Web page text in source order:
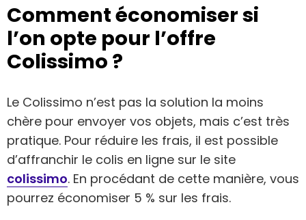
Comment économiser si
l’on opte pour l’offre
Colissimo ?
Le Colissimo n’est pas la solution la moins
chère pour envoyer vos objets, mais c’est très
pratique. Pour réduire les frais, il est possible
d’affranchir le colis en ligne sur le site
colissimo. En procédant de cette manière, vous
pourrez économiser 5 % sur les frais.